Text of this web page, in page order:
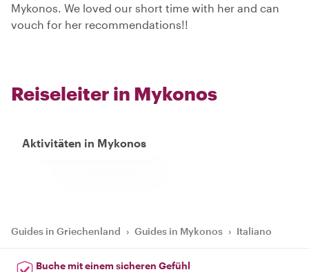
Mykonos. We loved our short time with her and can
vouch for her recommendations!!
Reiseleiter in Mykonos
Aktivitäten in Mykonos
Guides in Griechenland › Guides in Mykonos › Italiano
Buche mit einem sicheren Gefühl